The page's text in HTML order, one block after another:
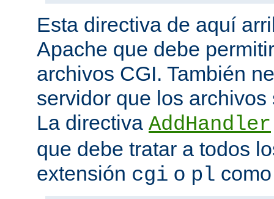
Esta directiva de aquí
Apache que debe
archivos CGI. También
servidor que los
La directiva AddHandler
que debe tratar a todos
extensión cgi o pl